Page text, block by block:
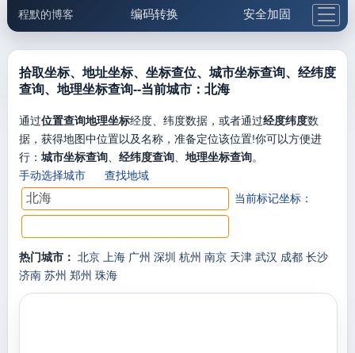
程默的博客 编码转换 安全加固
邮件工具 生活便民 更多工具
拾取坐标、地址坐标、坐标查位、城市坐标查询、经纬度
查询、地理坐标查询--当前城市：北海
通过位置查询地理坐标经度、纬度数据，或者通过经度纬度数
据，获得地图中位置以及名称，准备定位该位置!你可以方便进
行： 城市坐标查询、 经纬度查询、 地理坐标查询。
手动选择城市
查找地域
当前标记坐标：
热门城市： 北京 上海 广州 深圳 杭州 南京 天津 武汉 成都 长沙
济南 苏州 郑州 珠海